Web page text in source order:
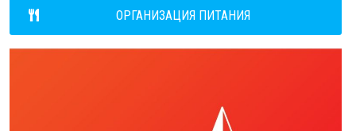
ОРГАНИЗАЦИЯ ПИТАНИЯ